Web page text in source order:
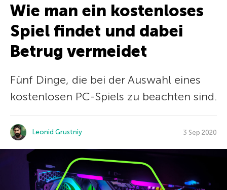
Wie man ein kostenloses
Spiel findet und dabei
Betrug vermeidet
Fünf Dinge, die bei der Auswahl eines
kostenlosen PC-Spiels zu beachten sind.
Leonid Grustniy 3 Sep 2020